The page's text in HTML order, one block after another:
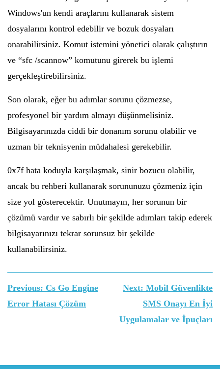
Windows'un kendi araçlarını kullanarak sistem
dosyalarını kontrol edebilir ve bozuk dosyaları
onarabilirsiniz. Komut istemini yönetici olarak çalıştırın
ve “sfc /scannow” komutunu girerek bu işlemi
gerçekleştirebilirsiniz.
Son olarak, eğer bu adımlar sorunu çözmezse,
profesyonel bir yardım almayı düşünmelisiniz.
Bilgisayarınızda ciddi bir donanım sorunu olabilir ve
uzman bir teknisyenin müdahalesi gerekebilir.
0x7f hata koduyla karşılaşmak, sinir bozucu olabilir,
ancak bu rehberi kullanarak sorununuzu çözmeniz için
size yol gösterecektir. Unutmayın, her sorunun bir
çözümü vardır ve sabırlı bir şekilde adımları takip ederek
bilgisayarınızı tekrar sorunsuz bir şekilde
kullanabilirsiniz.
Yazı
gezinmesi
Previous: Cs Go Engine
Error Hatası Çözüm
Next: Mobil Güvenlikte
SMS Onayı En İyi
Uygulamalar ve İpuçları